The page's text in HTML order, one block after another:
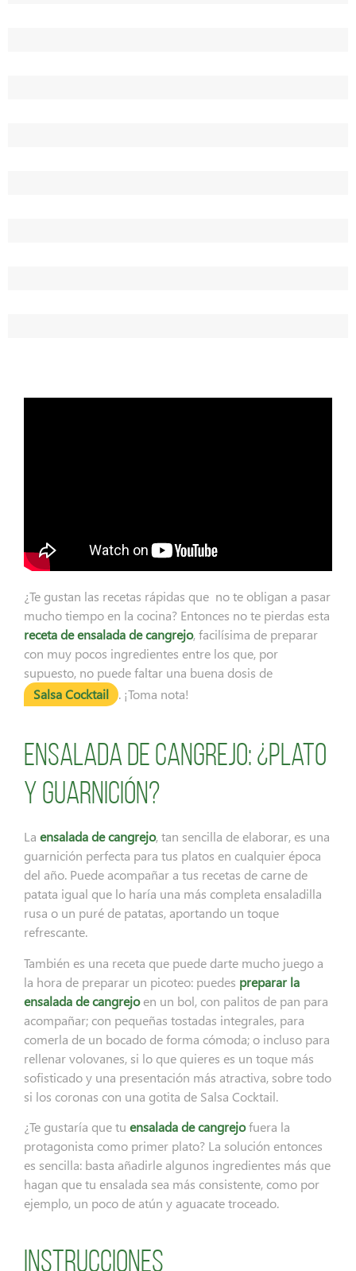
¿Te gustan las recetas rápidas que no te obligan a pasar
mucho tiempo en la cocina? Entonces no te pierdas esta
receta de ensalada de cangrejo, facilísima de preparar
con muy pocos ingredientes entre los que, por
supuesto, no puede faltar una buena dosis de
Salsa Cocktail
. ¡Toma nota!
Ensalada de cangrejo: ¿plato
y guarnición?
La ensalada de cangrejo, tan sencilla de elaborar, es una
guarnición perfecta para tus platos en cualquier época
del año. Puede acompañar a tus recetas de carne de
patata igual que lo haría una más completa ensaladilla
rusa o un puré de patatas, aportando un toque
refrescante.
También es una receta que puede darte mucho juego a
la hora de preparar un picoteo: puedes preparar la
ensalada de cangrejoen un bol, con palitos de pan para
acompañar; con pequeñas tostadas integrales, para
comerla de un bocado de forma cómoda; o incluso para
rellenar volovanes, si lo que quieres es un toque más
sofisticado y una presentación más atractiva, sobre todo
si los coronas con una gotita de Salsa Cocktail.
¿Te gustaría que tu ensalada de cangrejofuera la
protagonista como primer plato? La solución entonces
es sencilla: basta añadirle algunos ingredientes más que
hagan que tu ensalada sea más consistente, como por
ejemplo, un poco de atún y aguacate troceado.
Instrucciones